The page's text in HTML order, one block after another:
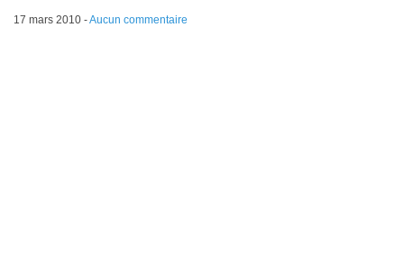
17 mars 2010-Aucun commentaire